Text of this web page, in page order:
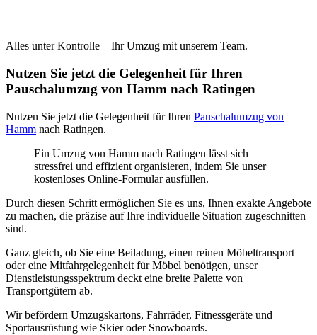
Alles unter Kontrolle – Ihr Umzug mit unserem Team.
Nutzen Sie jetzt die Gelegenheit für Ihren
Pauschalumzug von Hamm nach Ratingen
Nutzen Sie jetzt die Gelegenheit für Ihren Pauschalumzug von
Hamm nach Ratingen.
Ein Umzug von Hamm nach Ratingen lässt sich
stressfrei und effizient organisieren, indem Sie unser
kostenloses Online-Formular ausfüllen.
Durch diesen Schritt ermöglichen Sie es uns, Ihnen exakte Angebote
zu machen, die präzise auf Ihre individuelle Situation zugeschnitten
sind.
Ganz gleich, ob Sie eine Beiladung, einen reinen Möbeltransport
oder eine Mitfahrgelegenheit für Möbel benötigen, unser
Dienstleistungsspektrum deckt eine breite Palette von
Transportgütern ab.
Wir befördern Umzugskartons, Fahrräder, Fitnessgeräte und
Sportausrüstung wie Skier oder Snowboards.